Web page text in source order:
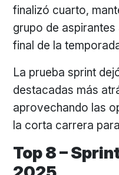
finalizó cuarto,
grupo de
final de la
La prueba sprint
destacadas más
aprovechando las
la corta carrera
Top 8 –